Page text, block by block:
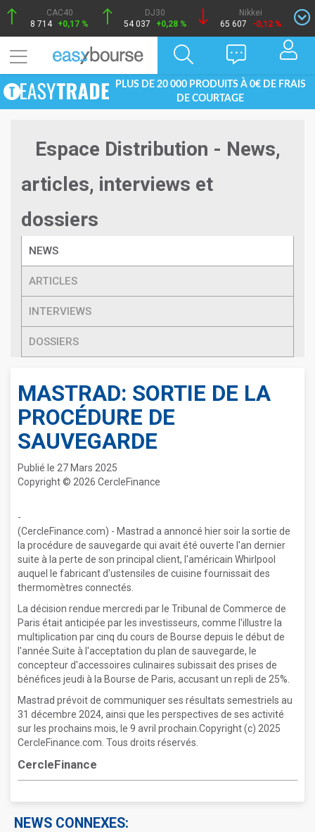
CAC40
8 714 +0,17 %
DJ30
54 037
+0,28 %
Nikkei
65 607
-0,12 %
PLUS DE 20 000 PRODUITS À 0€ DE FRAIS
DE COURTAGE
Espace Distribution - News,
articles, interviews et
dossiers
NEWS
ARTICLES
INTERVIEWS
DOSSIERS
MASTRAD: SORTIE DE LA
PROCÉDURE DE
SAUVEGARDE
Publié le 27 Mars 2025
Copyright © 2026 CercleFinance
-
(CercleFinance.com) - Mastrad a annoncé hier soir la sortie de
la procédure de sauvegarde qui avait été ouverte l'an dernier
suite à la perte de son principal client, l'américain Whirlpool
auquel le fabricant d'ustensiles de cuisine fournissait des
thermomètres connectés.
La décision rendue mercredi par le Tribunal de Commerce de
Paris était anticipée par les investisseurs, comme l'illustre la
multiplication par cinq du cours de Bourse depuis le début de
l'année.Suite à l'acceptation du plan de sauvegarde, le
concepteur d'accessoires culinaires subissait des prises de
bénéfices jeudi à la Bourse de Paris, accusant un repli de 25%.
Mastrad prévoit de communiquer ses résultats semestriels au
31 décembre 2024, ainsi que les perspectives de ses activité
sur les prochains mois, le 9 avril prochain.Copyright (c) 2025
CercleFinance.com. Tous droits réservés.
CercleFinance
NEWS CONNEXES: